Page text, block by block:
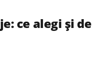
ce alegi și de